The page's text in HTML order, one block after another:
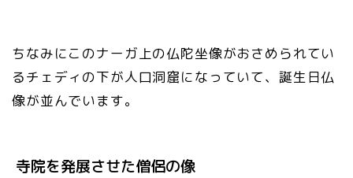
ちなみにこのナーガ上の仏陀坐像がおさめられてい
るチェディの下が人口洞窟になっていて、誕生日仏
像が並んでいます。
寺院を発展させた僧侶の像